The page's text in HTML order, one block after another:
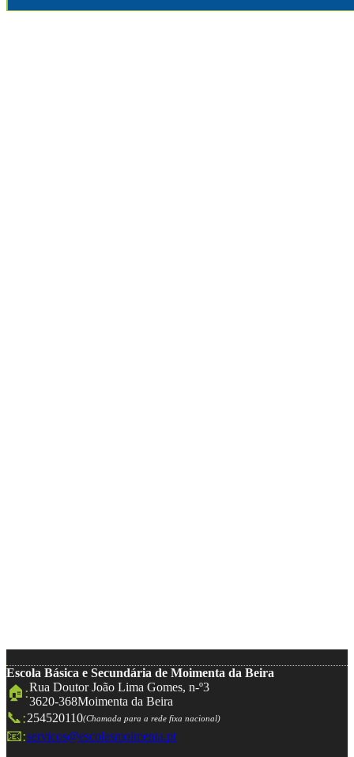
Escola Básica e Secundária de Moimenta da Beira
🏠:Rua Doutor João Lima Gomes, n-º3
3620-368Moimenta da Beira
📞:254520110(Chamada para a rede fixa nacional)
📧:servicos@escolasmoimenta.pt